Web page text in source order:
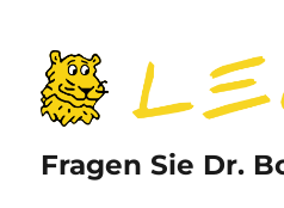
Fragen Sie Dr.